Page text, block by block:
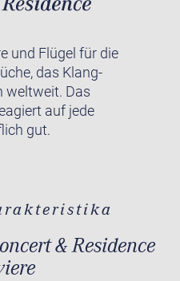
und Flügel für die
das Klang-
weltweit. Das
auf jede
gut.
& Residence